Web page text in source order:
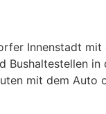
Innenstadt
in
mit dem Auto